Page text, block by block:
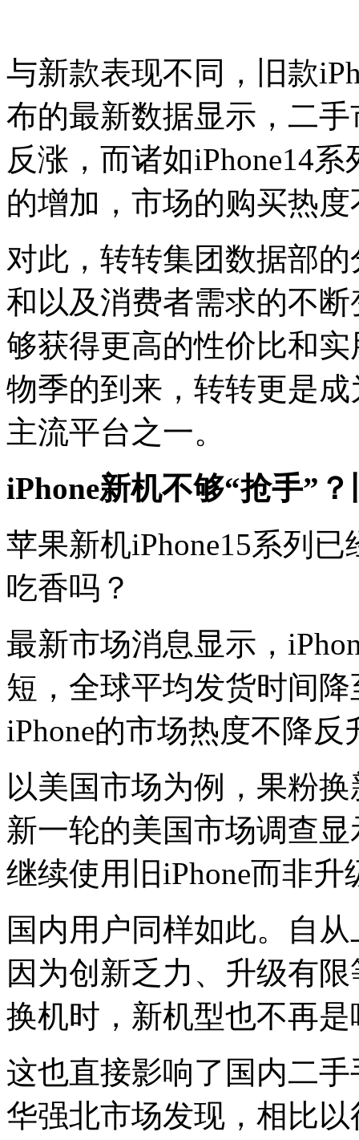
与新款表现不同，旧款
布的最新数据显示，二
反涨，而诸如iPhone14
的增加，市场的购买热度
对此，转转集团数据部
和以及消费者需求的不
够获得更高的性价比和
物季的到来，转转更是
主流平台之一。
iPhone新机不够“抢手”？
苹果新机iPhone15系列
吃香吗？
最新市场消息显示，
短，全球平均发货时间
iPhone的市场热度不降
以美国市场为例，果粉
新一轮的美国市场调查
继续使用旧iPhone而非升
国内用户同样如此。自
因为创新乏力、升级有
换机时，新机型也不再
这也直接影响了国内二
华强北市场发现，相比